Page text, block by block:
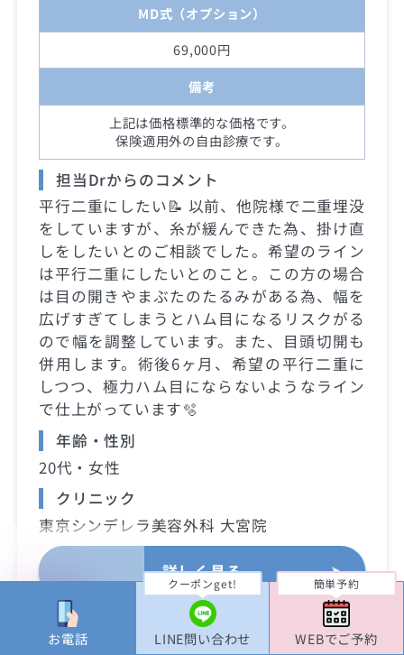
お電話
クーポンget!
LINE問い合わせ
簡単予約
WEBでご予約
MD式（オプション）
69,000円
備考
上記は価格標準的な価格です。
保険適用外の自由診療です。
担当Drからのコメント
平行二重にしたい📝 以前、他院様で二重埋没
をしていますが、糸が緩んできた為、掛け直
しをしたいとのご相談でした。希望のライン
は平行二重にしたいとのこと。この方の場合
は目の開きやまぶたのたるみがある為、幅を
広げすぎてしまうとハム目になるリスクがる
ので幅を調整しています。また、目頭切開も
併用します。術後6ヶ月、希望の平行二重に
しつつ、極力ハム目にならないようなライン
で仕上がっています🫧
年齢・性別
20代・女性
クリニック
東京シンデレラ美容外科 大宮院
詳しく見る